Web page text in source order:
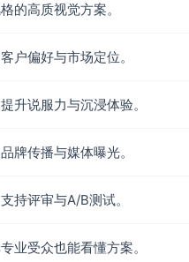
的高质视觉方案。
户偏好与市场定位。
升说服力与沉浸体验。
牌传播与媒体曝光。
持评审与A/B测试。
业受众也能看懂方案。